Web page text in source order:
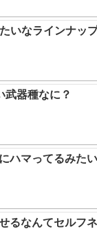
いなラインナッ
武器種なに？
ハマってるみた
るなんてセルフ